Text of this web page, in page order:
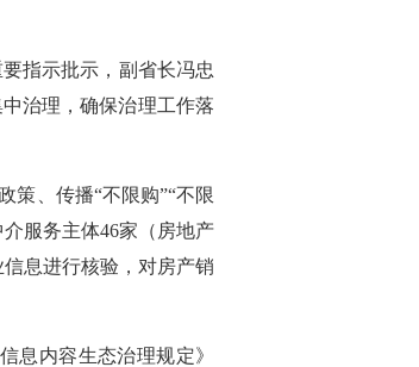
指示批示， 副省长冯忠
治理，确保治理工作落
策、传播“不限购”“不限
服务主体46家（房地产
息进行核验，对房产销
息内容生态治理规定》